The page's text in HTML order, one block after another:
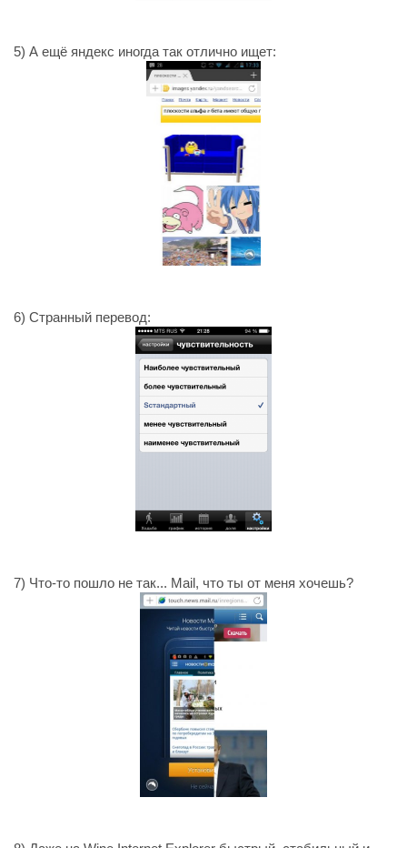
5) А ещё яндекс иногда так отлично ищет:
6) Странный перевод:
7) Что-то пошло не так... Mail, что ты от меня хочешь?